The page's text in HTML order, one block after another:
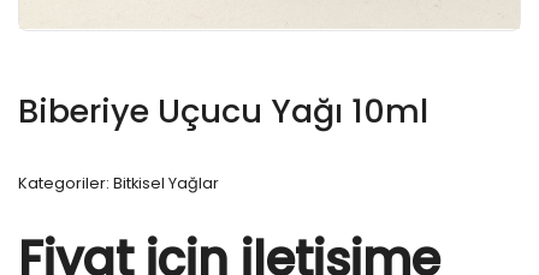
Biberiye Uçucu Yağı 10ml
Kategoriler: Bitkisel Yağlar
Fiyat için iletişime